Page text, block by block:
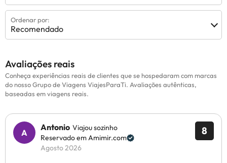
Ordenar por:
Recomendado
Avaliações reais
Conheça experiências reais de clientes que se hospedaram com marcas
do nosso Grupo de Viagens ViajesParaTi. Avaliações autênticas,
baseadas em viagens reais.
8
Antonio Viajou sozinho
Reservado em Amimir.com
Agosto 2026